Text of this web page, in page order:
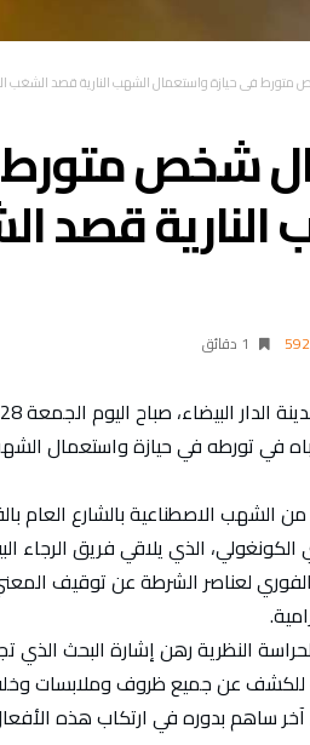
متورط في حيازة واستعمال الشهب النارية قصد الشغب
شخص
قصد
592 1 ‫دقائق‬
وذلك للاشتباه في تورطه في حيازة
الشهب الاصطناعية بالشارع العام
الكونغولي، الذي يلاقي فريق
لعناصر الشرطة عن توقيف
النظرية رهن إشارة البحث الذي
للكشف عن جميع ظروف وملابسات
ساهم بدوره في ارتكاب هذه